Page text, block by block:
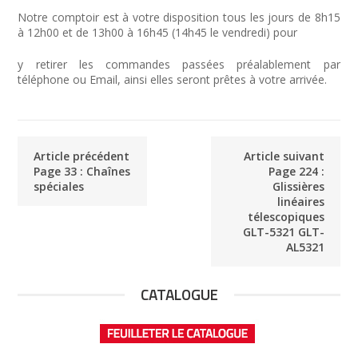
Notre comptoir est à votre disposition tous les jours de 8h15
à 12h00 et de 13h00 à 16h45 (14h45 le vendredi) pour
y retirer les commandes passées préalablement par
téléphone ou Email, ainsi elles seront prêtes à votre arrivée.
Article précédent
Page 33 : Chaînes
spéciales
Article suivant
Page 224 :
Glissières
linéaires
télescopiques
GLT-5321 GLT-
AL5321
CATALOGUE